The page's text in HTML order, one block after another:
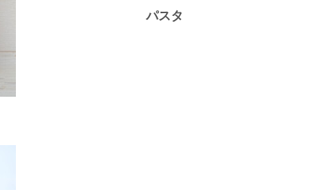
パスタ